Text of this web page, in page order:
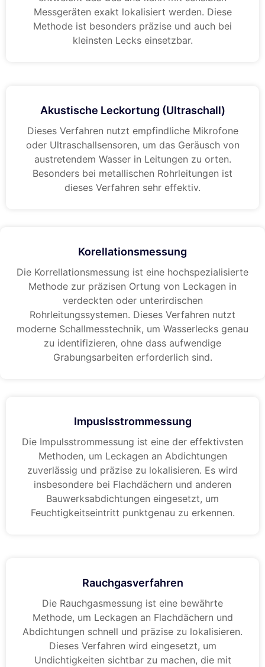
Messgeräten exakt lokalisiert werden. Diese
Methode ist besonders präzise und auch bei
kleinsten Lecks einsetzbar.
Akustische Leckortung (Ultraschall)
Dieses Verfahren nutzt empfindliche Mikrofone
oder Ultraschallsensoren, um das Geräusch von
austretendem Wasser in Leitungen zu orten.
Besonders bei metallischen Rohrleitungen ist
dieses Verfahren sehr effektiv.
Korellationsmessung
Die Korrellationsmessung ist eine hochspezialisierte
Methode zur präzisen Ortung von Leckagen in
verdeckten oder unterirdischen
Rohrleitungssystemen. Dieses Verfahren nutzt
moderne Schallmesstechnik, um Wasserlecks genau
zu identifizieren, ohne dass aufwendige
Grabungsarbeiten erforderlich sind.
Impuslsstrommessung
Die Impulsstrommessung ist eine der effektivsten
Methoden, um Leckagen an Abdichtungen
zuverlässig und präzise zu lokalisieren. Es wird
insbesondere bei Flachdächern und anderen
Bauwerksabdichtungen eingesetzt, um
Feuchtigkeitseintritt punktgenau zu erkennen.
Rauchgasverfahren
Die Rauchgasmessung ist eine bewährte
Methode, um Leckagen an Flachdächern und
Abdichtungen schnell und präzise zu lokalisieren.
Dieses Verfahren wird eingesetzt, um
Undichtigkeiten sichtbar zu machen, die mit